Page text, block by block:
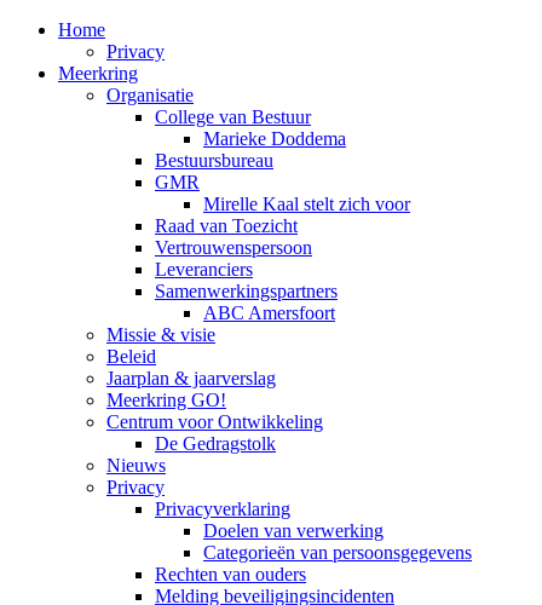
Home
Privacy
Meerkring
Organisatie
College van Bestuur
Marieke Doddema
Bestuursbureau
GMR
Mirelle Kaal stelt zich voor
Raad van Toezicht
Vertrouwenspersoon
Leveranciers
Samenwerkingspartners
ABC Amersfoort
Missie & visie
Beleid
Jaarplan & jaarverslag
Meerkring GO!
Centrum voor Ontwikkeling
De Gedragstolk
Nieuws
Privacy
Privacyverklaring
Doelen van verwerking
Categorieën van persoonsgegevens
Rechten van ouders
Melding beveiligingsincidenten